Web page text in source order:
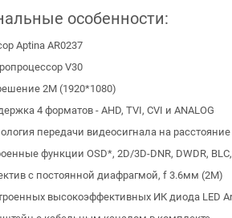
особенности:
Aptina AR0237
V30
2М (1920*1080)
4 форматов - AHD, TVI, CVI и ANALOG
передачи видеосигнала на
функции OSD*, 2D/3D-DNR, DWDR,
с постоянной диафрагмой, f 3.6мм (2M)
высокоэффективных ИК диода LED